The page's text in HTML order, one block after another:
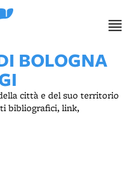
BOLOGNA
città e del suo territorio
bibliografici, link,